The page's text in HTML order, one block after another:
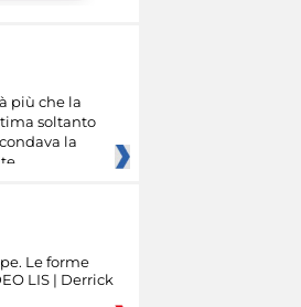
più che la
soltanto
la
Le forme
LIS | Derrick